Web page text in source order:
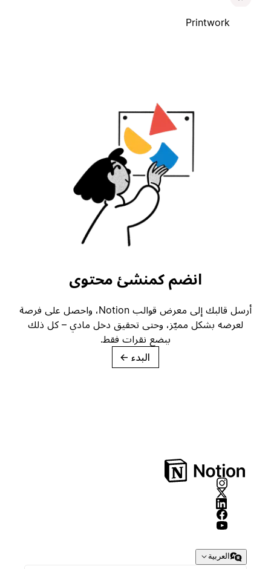
Printwork
انضم كمنشئ محتوى
أرسل قالبك إلى معرض قوالب Notion، واحصل على فرصة
لعرضه بشكل مميّز، وحتى تحقيق دخل مادي – كل ذلك
ببضع نقرات فقط.
→
العربية